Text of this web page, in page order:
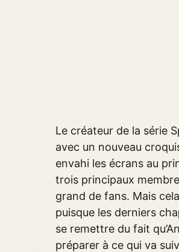
Le créateur de la série
avec un nouveau
envahi les écrans au
trois principaux
grand de fans. Mais
puisque les derniers
se remettre du fait
préparer à ce qui va